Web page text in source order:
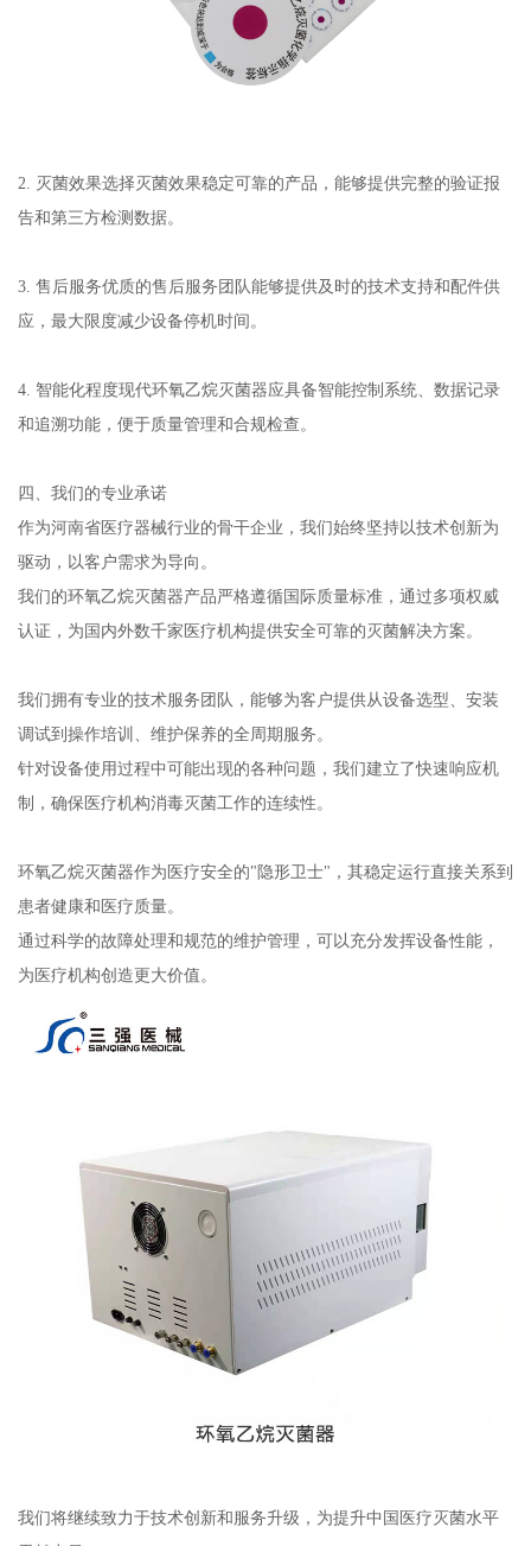
2. 灭菌效果选择灭菌效果稳定可靠的产品，能够提供完整的验证报
告和第三方检测数据。
3. 售后服务优质的售后服务团队能够提供及时的技术支持和配件供
应，最大限度减少设备停机时间。
4. 智能化程度现代环氧乙烷灭菌器应具备智能控制系统、数据记录
和追溯功能，便于质量管理和合规检查。
四、我们的专业承诺
作为河南省医疗器械行业的骨干企业，我们始终坚持以技术创新为
驱动，以客户需求为导向。
我们的环氧乙烷灭菌器产品严格遵循国际质量标准，通过多项权威
认证，为国内外数千家医疗机构提供安全可靠的灭菌解决方案。
我们拥有专业的技术服务团队，能够为客户提供从设备选型、安装
调试到操作培训、维护保养的全周期服务。
针对设备使用过程中可能出现的各种问题，我们建立了快速响应机
制，确保医疗机构消毒灭菌工作的连续性。
环氧乙烷灭菌器作为医疗安全的"隐形卫士"，其稳定运行直接关系到
患者健康和医疗质量。
通过科学的故障处理和规范的维护管理，可以充分发挥设备性能，
为医疗机构创造更大价值。
我们将继续致力于技术创新和服务升级，为提升中国医疗灭菌水平